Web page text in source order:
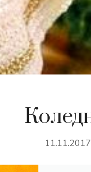
11.11.2017